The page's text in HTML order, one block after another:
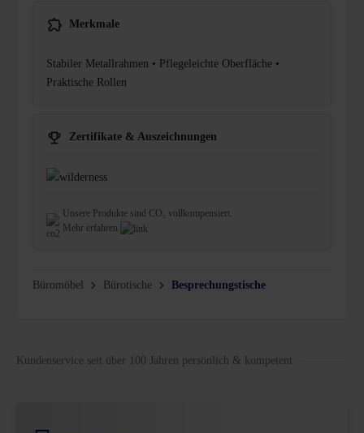
Merkmale
Stabiler Metallrahmen • Pflegeleichte Oberfläche •
Praktische Rollen
Zertifikate & Auszeichnungen
Unsere Produkte sind CO₂ vollkompensiert.
Mehr erfahren
Büromöbel Bürotische Besprechungstische
Kundenservice seit über 100 Jahren persönlich & kompetent